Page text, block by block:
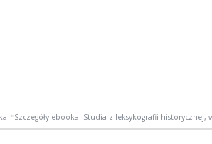
Szczegóły ebooka: Studia z leksykografii historycznej,